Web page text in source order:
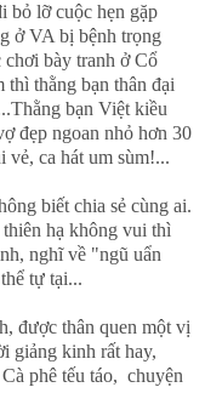
bỏ lỡ cuộc hẹn gặp
ở VA bị bệnh trọng
chơi bày tranh ở Cổ
thằng bạn thân đại
bạn Việt kiều
đẹp ngoan nhỏ hơn 30
ca hát um sùm!...
biết chia sẻ cùng ai.
hạ không vui thì
nghĩ về "ngũ uẩn
tự tại...
được thân quen một vị
giảng kinh rất hay,
phê tếu táo, chuyện